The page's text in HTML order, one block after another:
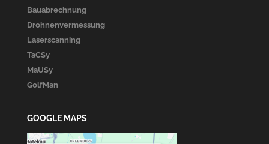
Bauabrechnung
Drohnenvermessung
Laserscanning
TaCSy
MaUSy
GolfMan
GOOGLE MAPS